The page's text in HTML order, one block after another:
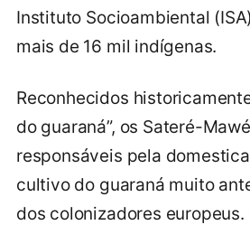
Instituto Socioambiental
mais de 16 mil indígenas.
Reconhecidos
do guaraná”, os Sateré-
responsáveis pela
cultivo do guaraná muito
dos colonizadores europeus.